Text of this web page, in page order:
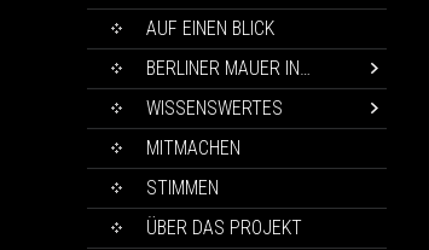
SKIP
CONTENT
AUF EINEN BLICK
BERLINER MAUER IN…
WISSENSWERTES
MITMACHEN
STIMMEN
ÜBER DAS PROJEKT